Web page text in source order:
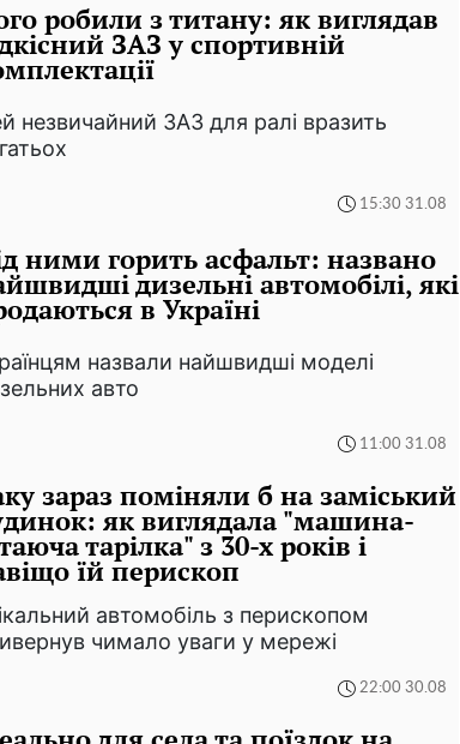
робили з титану: як виглядав
ЗАЗ у спортивній
незвичайний ЗАЗ для ралі вразить
15:30 31.08
ними горить асфальт: названо
дизельні автомобілі, які
в Україні
назвали найшвидші моделі
авто
11:00 31.08
зараз поміняли б на заміський
як виглядала "машина-
тарілка" з 30-х років і
їй перископ
автомобіль з перископом
чимало уваги у мережі
22:00 30.08